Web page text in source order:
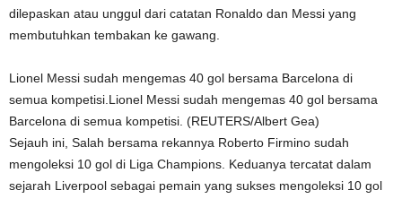
dilepaskan atau unggul dari catatan Ronaldo dan Messi yang
membutuhkan tembakan ke gawang.
Lionel Messi sudah mengemas 40 gol bersama Barcelona di
semua kompetisi.Lionel Messi sudah mengemas 40 gol bersama
Barcelona di semua kompetisi. (REUTERS/Albert Gea)
Sejauh ini, Salah bersama rekannya Roberto Firmino sudah
mengoleksi 10 gol di Liga Champions. Keduanya tercatat dalam
sejarah Liverpool sebagai pemain yang sukses mengoleksi 10 gol